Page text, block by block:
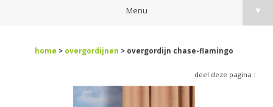
Menu ▼
home > overgordijnen > overgordijn chase-flamingo
deel deze pagina :